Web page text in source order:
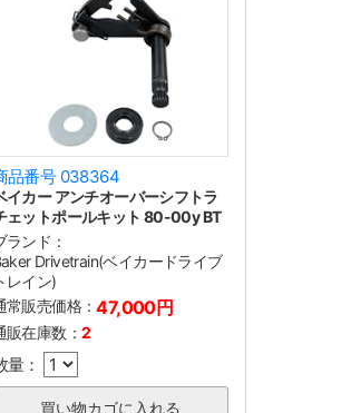
品番号 038364
イカー アンチオーバーシフトラ
ェットポールキット 80-00y BT
ランド：
Drivetrain(ベイカードライブ
レイン)
常販売価格：47,000円
販在庫数： 2
量：